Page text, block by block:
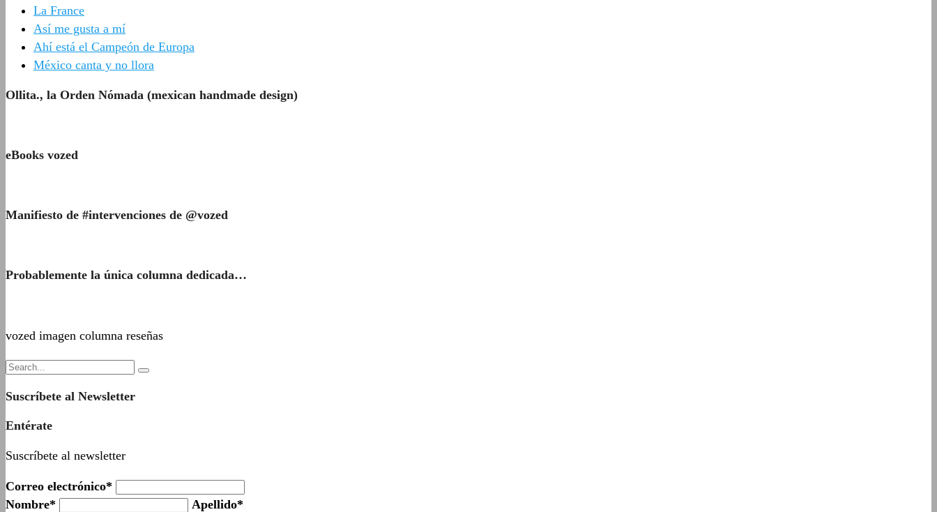
La France
Así me gusta a mí
Ahí está el Campeón de Europa
México canta y no llora
Ollita., la Orden Nómada (mexican handmade design)
eBooks vozed
Manifiesto de #intervenciones de @vozed
Probablemente la única columna dedicada…
vozed imagen columna reseñas
Suscríbete al Newsletter
Entérate
Suscríbete al newsletter
Correo electrónico*
Nombre*
Apellido*